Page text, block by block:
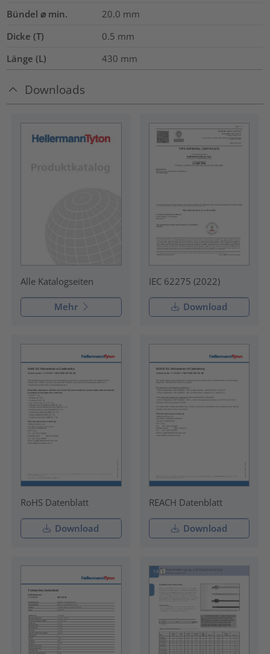
Bündel ⌀ min. 20.0 mm
Dicke (T)
0.5 mm
Länge (L)
430 mm
Downloads
Alle Katalogseiten
Mehr
IEC 62275 (2022)
Download
RoHS Datenblatt
Download
REACH Datenblatt
Download